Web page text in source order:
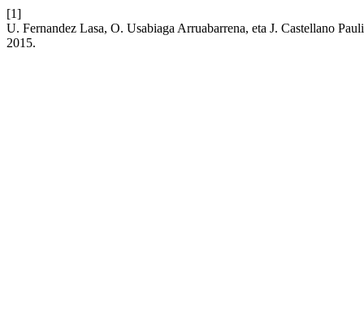
[1]
U. Fernandez Lasa, O. Usabiaga Arruabarrena, eta J. Castellano
2015.